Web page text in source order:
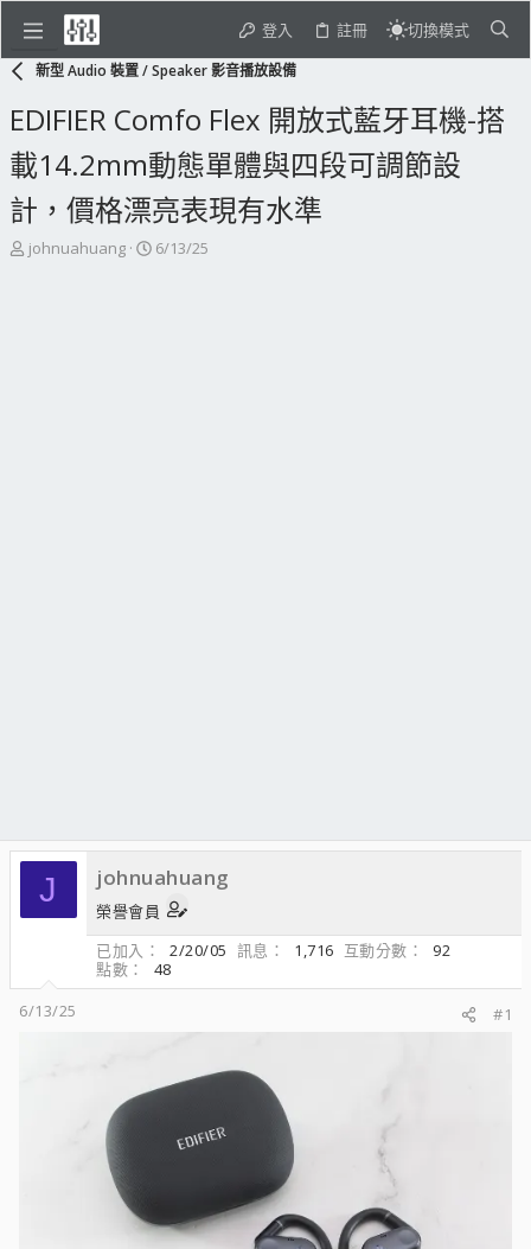
登入 註冊 切換模式
新型 Audio 裝置 / Speaker 影音播放設備
EDIFIER Comfo Flex 開放式藍牙耳機-搭
載14.2mm動態單體與四段可調節設
計，價格漂亮表現有水準
主
johnuahuang
開
6/13/25
J johnuahuang
榮譽會員
已加入
2/20/05 訊息 1,716 互動分數
92
點數
48
6/13/25
#1